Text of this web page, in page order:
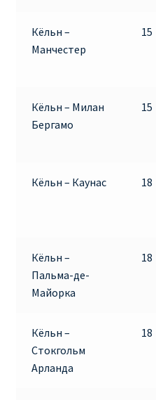
Кёльн –
Манчестер
15
Кёльн – Милан
Бергамо
15
Кёльн – Каунас 18
Кёльн –
Пальма-де-
Майорка
18
Кёльн –
Стокгольм
Арланда
18